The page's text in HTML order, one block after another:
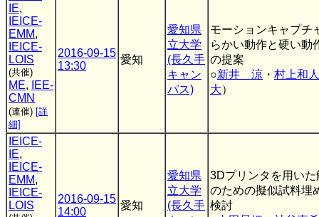
IE,
IEICE-
EMM,
IEICE-
LOIS
(共催)
ME,
IEE-
CMN
(連催) [詳
細]
2016-09-15
13:30
愛知
愛知県
立大学
(長久手
キャン
パス)
モーションキャプチ
らかい動作と硬い動
の提案
○新井 涼 ・ 村上和人
大）
IEICE-
IE,
IEICE-
EMM,
IEICE-
LOIS
2016-09-15
14:00
愛知
愛知県
立大学
(長久手
3Dプリンタを用い
のための擬似試料埋
検討